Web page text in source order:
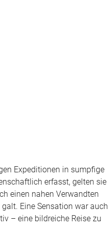
Expeditionen in sumpfige
erfasst, gelten sie
einen nahen Verwandten
Eine Sensation war auch
– eine bildreiche Reise zu